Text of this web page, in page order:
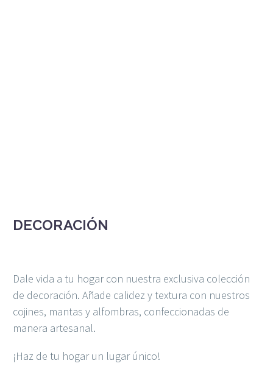
DECORACIÓN
Dale vida a tu hogar con nuestra exclusiva colección
de decoración. Añade calidez y textura con nuestros
cojines, mantas y alfombras, confeccionadas de
manera artesanal.
¡Haz de tu hogar un lugar único!